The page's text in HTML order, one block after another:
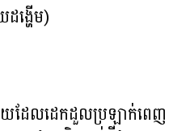
ង្ហើម)
យដែលដេកដួលប្រឡាក់ពេញ